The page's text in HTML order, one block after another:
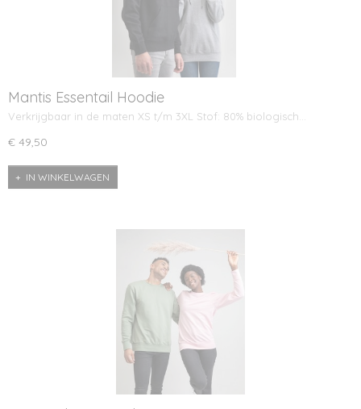
Mantis Essentail Hoodie
Verkrijgbaar in de maten XS t/m 3XL Stof: 80% biologisch…
€ 49,50
IN WINKELWAGEN